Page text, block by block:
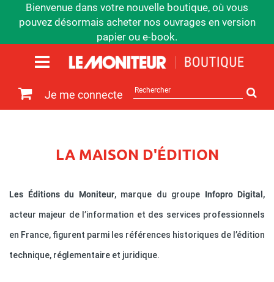
Bienvenue dans votre nouvelle boutique, où vous
pouvez désormais acheter nos ouvrages en version
papier ou e-book.
Je me connecte
sur
le
LA MAISON D'ÉDITION
Les Éditions du Moniteur, marque du groupe Infopro Digital ,
acteur majeur de l’information et des services professionnels
en France, figurent parmi les références historiques de l’édition
technique, réglementaire et juridique.